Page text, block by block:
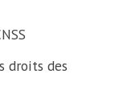
droits des